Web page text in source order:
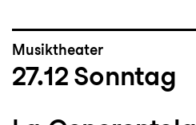
Musiktheater
27.12 Sonntag